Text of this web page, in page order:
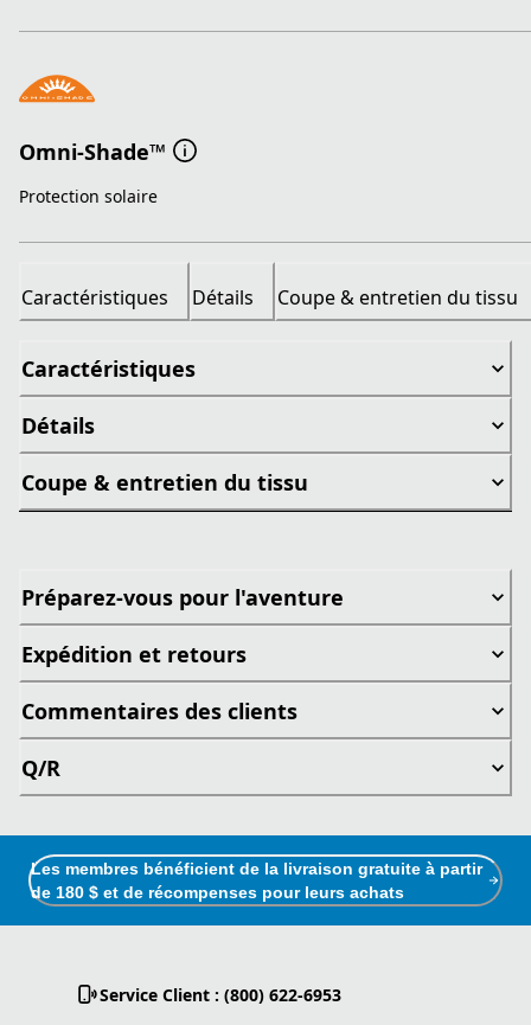
Omni-Shade™
Protection solaire
Caractéristiques Détails Coupe & entretien du tissu
Caractéristiques
Détails
Coupe & entretien du tissu
Préparez-vous pour l'aventure
Expédition et retours
Commentaires des clients
Q/R
Les membres bénéficient de la livraison gratuite à partir
de 180 $ et de récompenses pour leurs achats
Service Client : (800) 622-6953